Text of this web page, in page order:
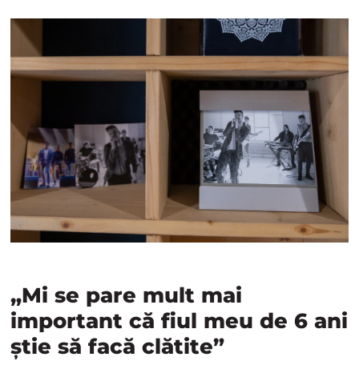
„Mi se pare mult mai
important că fiul meu de 6 ani
știe să facă clătite”